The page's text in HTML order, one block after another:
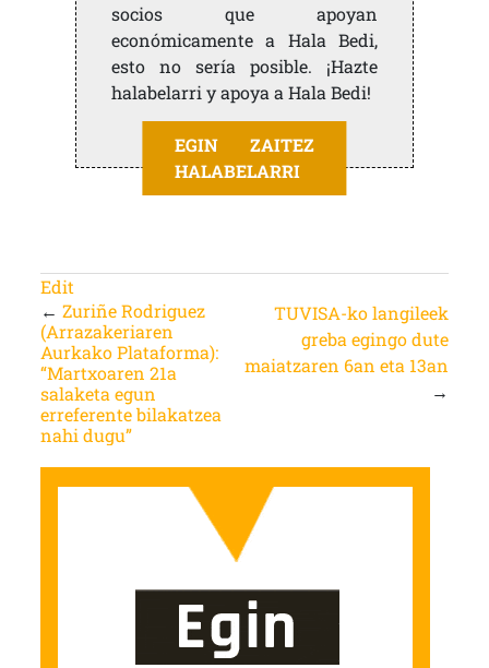
socios que apoyan
económicamente a Hala Bedi,
esto no sería posible. ¡Hazte
halabelarri y apoya a Hala Bedi!
EGIN ZAITEZ
HALABELARRI
Edit
← Zuriñe Rodriguez
(Arrazakeriaren
Aurkako Plataforma):
“Martxoaren 21a
salaketa egun
erreferente bilakatzea
nahi dugu”
TUVISA-ko langileek
greba egingo dute
maiatzaren 6an eta 13an
→